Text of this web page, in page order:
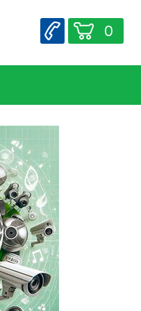
0
от краж